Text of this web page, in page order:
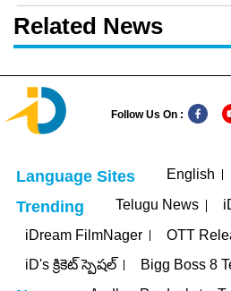
Related News
Follow Us On :
Language Sites English
Trending Telugu News
iDream FilmNager
OTT
iD's క్రికెట్ స్పెషల్
Bigg Boss 8